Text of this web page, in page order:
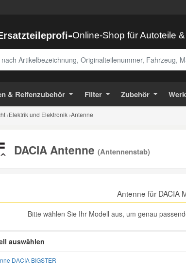
-Online-Shop für Autoteile
& Reifenzubehör Filter Zubehör
›Elektrik und Elektronik ›Antenne
DACIA Antenne (Antennenstab)
Antenne für DACIA
Bitte wählen Sie Ihr Modell aus, um genau
auswählen
DACIA BIGSTER